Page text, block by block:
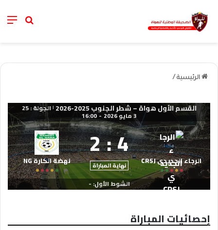
خانة
الرئيسية /
القسم الأول هواة – شطر الجنوب 2025-2026 | الجولة : 25
3 مايو 2026 -
16:00
الرجاء الجديدي CRSJ 4
:
2
نهاية المباراة نهضة الكارة NG
الشوط الأول: -
إحصائيات المباراة